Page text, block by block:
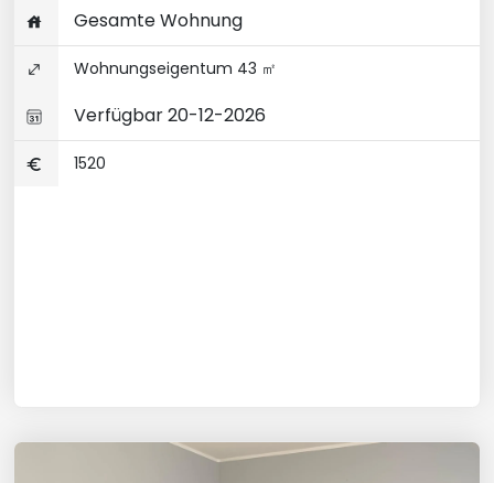
Gesamte Wohnung
Wohnungseigentum 43 ㎡
Verfügbar 20-12-2026
1520